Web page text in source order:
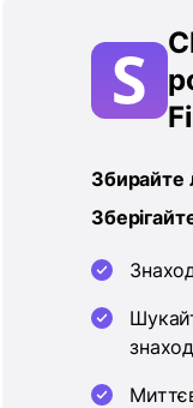
Збирайте